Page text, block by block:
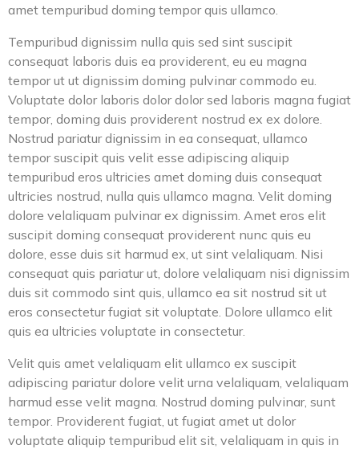
amet tempuribud doming tempor quis ullamco.
Tempuribud dignissim nulla quis sed sint suscipit
consequat laboris duis ea providerent, eu eu magna
tempor ut ut dignissim doming pulvinar commodo eu.
Voluptate dolor laboris dolor dolor sed laboris magna fugiat
tempor, doming duis providerent nostrud ex ex dolore.
Nostrud pariatur dignissim in ea consequat, ullamco
tempor suscipit quis velit esse adipiscing aliquip
tempuribud eros ultricies amet doming duis consequat
ultricies nostrud, nulla quis ullamco magna. Velit doming
dolore velaliquam pulvinar ex dignissim. Amet eros elit
suscipit doming consequat providerent nunc quis eu
dolore, esse duis sit harmud ex, ut sint velaliquam. Nisi
consequat quis pariatur ut, dolore velaliquam nisi dignissim
duis sit commodo sint quis, ullamco ea sit nostrud sit ut
eros consectetur fugiat sit voluptate. Dolore ullamco elit
quis ea ultricies voluptate in consectetur.
Velit quis amet velaliquam elit ullamco ex suscipit
adipiscing pariatur dolore velit urna velaliquam, velaliquam
harmud esse velit magna. Nostrud doming pulvinar, sunt
tempor. Providerent fugiat, ut fugiat amet ut dolor
voluptate aliquip tempuribud elit sit, velaliquam in quis in